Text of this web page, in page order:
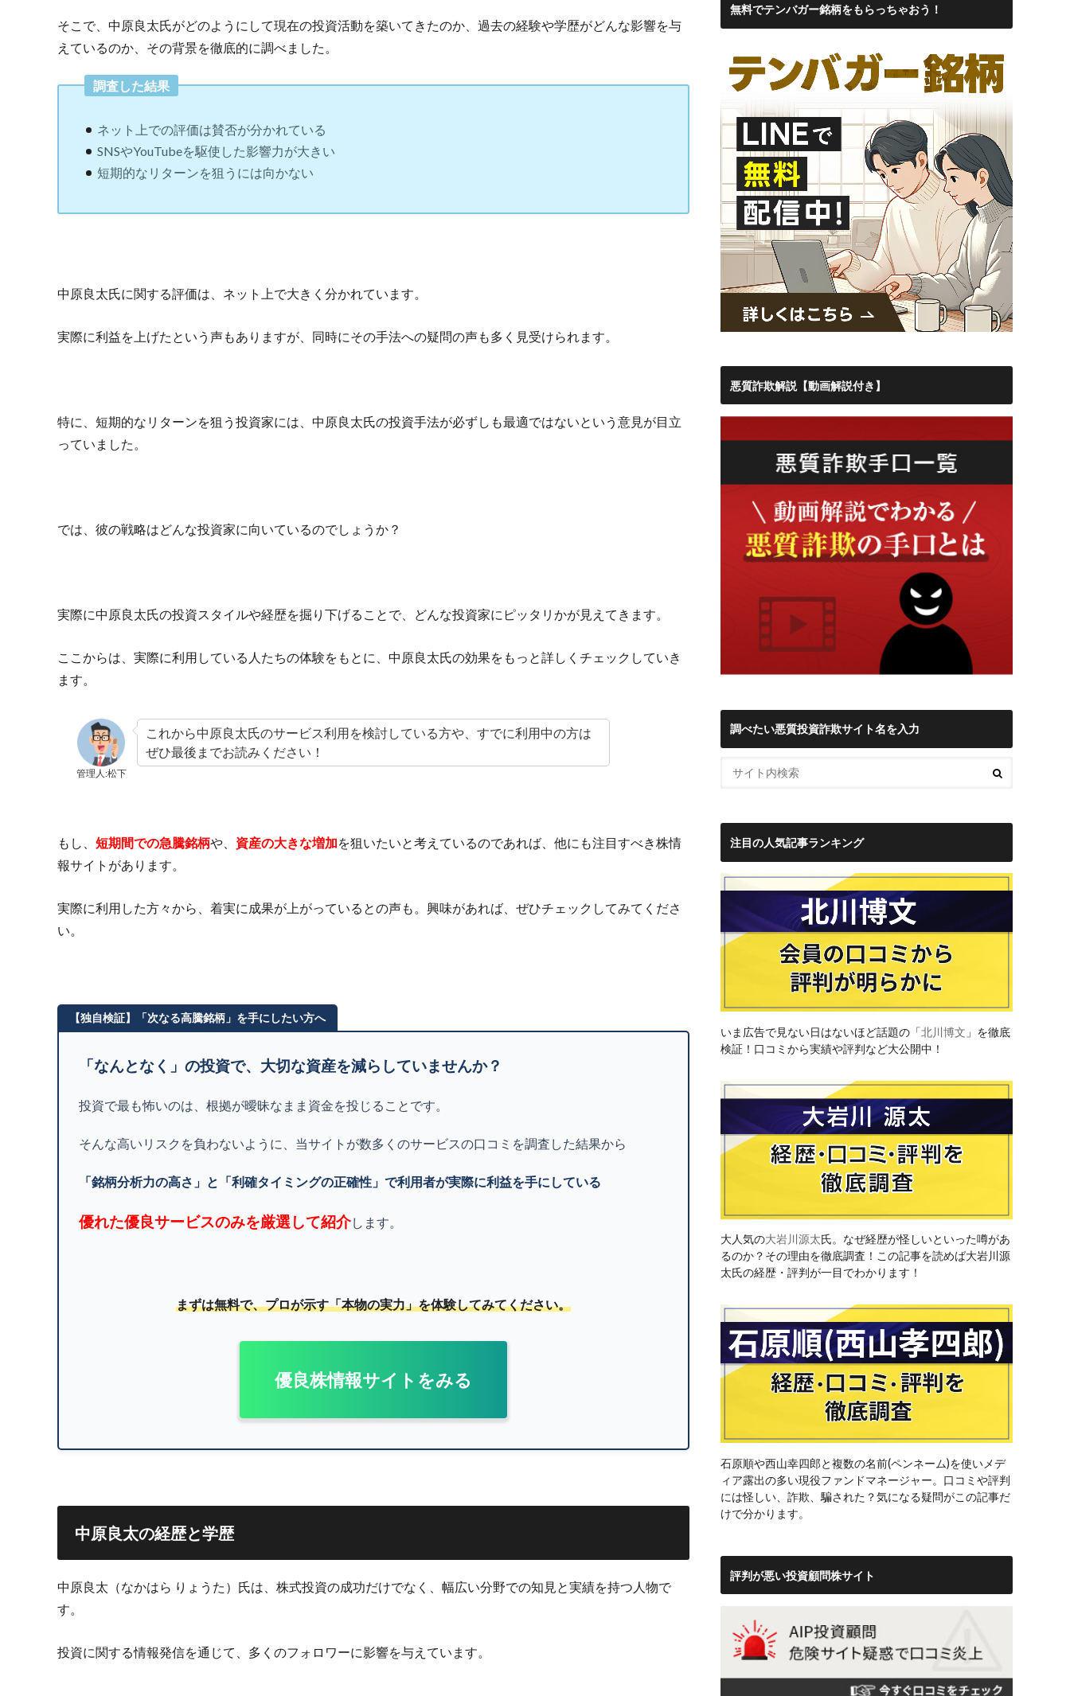
そこで、中原良太氏がどのようにして現在の投資活動を築いてきたのか、過去の経験や学歴がどんな影響を与
えているのか、その背景を徹底的に調べました。
調査した結果
ネット上での評価は賛否が分かれている
SNSやYouTubeを駆使した影響力が大きい
短期的なリターンを狙うには向かない
中原良太氏に関する評価は、ネット上で大きく分かれています。
実際に利益を上げたという声もありますが、同時にその手法への疑問の声も多く見受けられます。
特に、短期的なリターンを狙う投資家には、中原良太氏の投資手法が必ずしも最適ではないという意見が目立
っていました。
では、彼の戦略はどんな投資家に向いているのでしょうか？
実際に中原良太氏の投資スタイルや経歴を掘り下げることで、どんな投資家にピッタリかが見えてきます。
ここからは、実際に利用している人たちの体験をもとに、中原良太氏の効果をもっと詳しくチェックしていき
ます。
管理人:松下
これから中原良太氏のサービス利用を検討している方や、すでに利用中の方は
ぜひ最後までお読みください！
もし、 短期間での急騰銘柄や、 資産の大きな増加を狙いたいと考えているのであれば、他にも注目すべき株情
報サイトがあります。
実際に利用した方々から、着実に成果が上がっているとの声も。興味があれば、ぜひチェックしてみてくださ
い。
【独自検証】「次なる高騰銘柄」を手にしたい方へ
「なんとなく」の投資で、大切な資産を減らしていませんか？
投資で最も怖いのは、根拠が曖昧なまま資金を投じることです。
そんな高いリスクを負わないように、当サイトが数多くのサービスの口コミを調査した結果から
「銘柄分析力の高さ」と「利確タイミングの正確性」で利用者が実際に利益を手にしている
優れた優良サービスのみを厳選して紹介します。
まずは無料で、プロが示す「本物の実力」を体験してみてください。
優良株情報サイトをみる
中原良太の経歴と学歴
中原良太（なかはら りょうた）氏は、株式投資の成功だけでなく、幅広い分野での知見と実績を持つ人物で
す。
投資に関する情報発信を通じて、多くのフォロワーに影響を与えています。
無料でテンバガー銘柄をもらっちゃおう！
悪質詐欺解説【動画解説付き】
調べたい悪質投資詐欺サイト名を入力
注目の人気記事ランキング
いま広告で見ない日はないほど話題の「北川博文 」を徹底
検証！口コミから実績や評判など大公開中！
大人気の大岩川源太氏。なぜ経歴が怪しいといった噂があ
るのか？その理由を徹底調査！この記事を読めば大岩川源
太氏の経歴・評判が一目でわかります！
石原順や西山幸四郎と複数の名前(ペンネーム)を使いメデ
ィア露出の多い現役ファンドマネージャー。口コミや評判
には怪しい、詐欺、騙された？気になる疑問がこの記事だ
けで分かります。
評判が悪い投資顧問株サイト